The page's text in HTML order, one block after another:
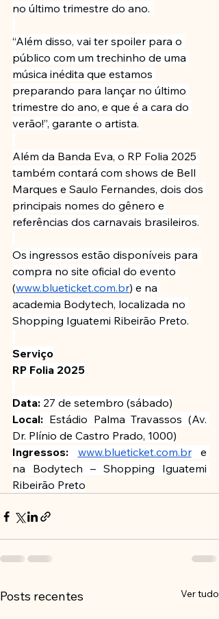
no último trimestre do ano.
“Além disso, vai ter spoiler para o
público com um trechinho de uma
música inédita que estamos
preparando para lançar no último
trimestre do ano, e que é a cara do
verão!”, garante o artista.
Além da Banda Eva, o RP Folia 2025
também contará com shows de Bell
Marques e Saulo Fernandes, dois dos
principais nomes do gênero e
referências dos carnavais brasileiros.
Os ingressos estão disponíveis para
compra no site oficial do evento
(www.blueticket.com.br) e na
academia Bodytech, localizada no
Shopping Iguatemi Ribeirão Preto.
Serviço
RP Folia 2025
Data: 27 de setembro (sábado)
Local: Estádio Palma Travassos (Av.
Dr. Plínio de Castro Prado, 1000)
Ingressos:
www.blueticket.com.br e
na Bodytech – Shopping Iguatemi
Ribeirão Preto
Posts recentes Ver tudo